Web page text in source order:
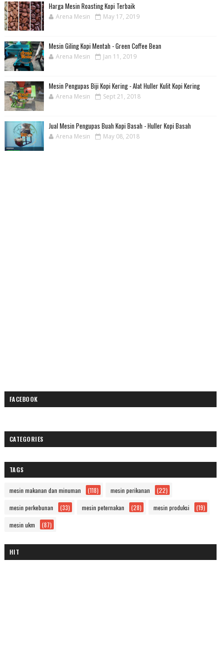
Harga Mesin Roasting Kopi Terbaik
Arena Mesin May 17, 2019
Mesin Giling Kopi Mentah - Green Coffee Bean
Arena Mesin Jan 11, 2019
Mesin Pengupas Biji Kopi Kering - Alat Huller Kulit Kopi Kering
Arena Mesin Sept 21, 2018
Jual Mesin Pengupas Buah Kopi Basah - Huller Kopi Basah
Arena Mesin May 08, 2018
FACEBOOK
CATEGORIES
TAGS
mesin makanan dan minuman (118) mesin perikanan (22)
mesin perkebunan (33) mesin peternakan (28) mesin produksi (19)
mesin ukm (87)
HIT